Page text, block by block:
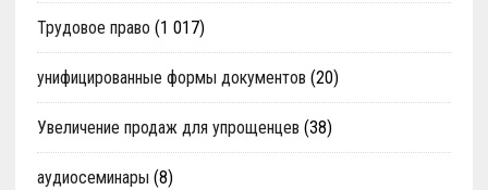
Трудовое право (1 017)
унифицированные формы документов (20)
Увеличение продаж для упрощенцев (38)
аудиосеминары (8)